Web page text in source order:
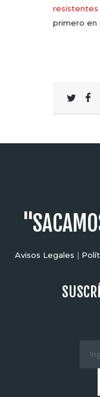
primero en
Avisos Legales |